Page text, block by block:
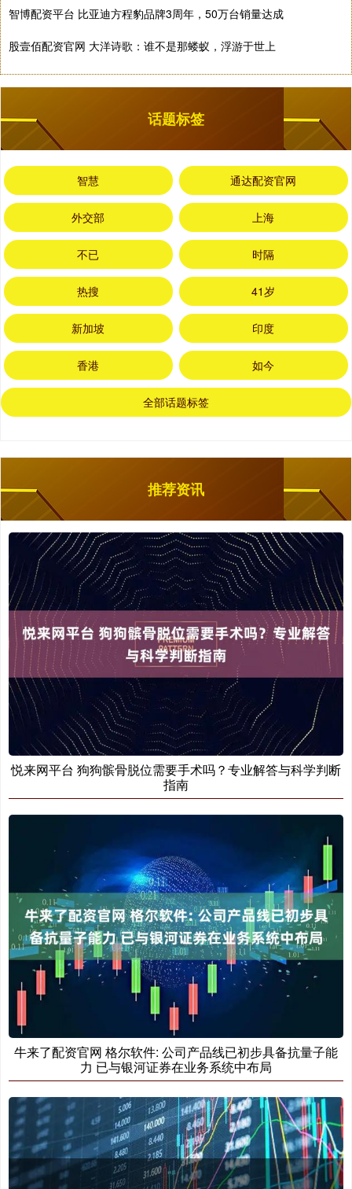
智博配资平台 比亚迪方程豹品牌3周年，50万台销量达成
股壹佰配资官网 大洋诗歌：谁不是那蝼蚁，浮游于世上
话题标签
智慧 通达配资官网
外交部 上海
不已 时隔
热搜 41岁
新加坡 印度
香港 如今
全部话题标签
推荐资讯
悦来网平台 狗狗髌骨脱位需要手术吗？专业解答与科学判断
指南
牛来了配资官网 格尔软件: 公司产品线已初步具备抗量子能
力 已与银河证券在业务系统中布局